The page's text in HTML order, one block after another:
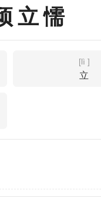
立懦
[lì ]
立